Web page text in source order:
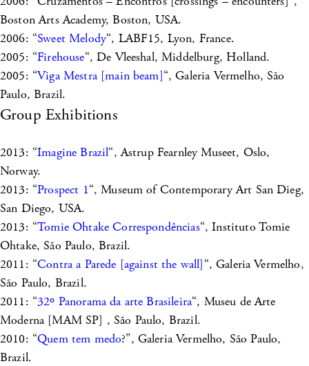
Boston Arts Academy, Boston, USA.
2006: “Sweet Melody“, LABF15, Lyon, France.
2005: “Firehouse“, De Vleeshal, Middelburg, Holland.
2005: “Viga Mestra [main beam]“, Galeria Vermelho, São
Paulo, Brazil.
Group Exhibitions
2013: “Imagine Brazil“, Astrup Fearnley Museet, Oslo,
Norway.
2013: “Prospect 1“, Museum of Contemporary Art San Dieg,
San Diego, USA.
2013: “Tomie Ohtake Correspondências“, Instituto Tomie
Ohtake, São Paulo, Brazil.
2011: “Contra a Parede [against the wall]“, Galeria Vermelho,
São Paulo, Brazil.
2011: “32º Panorama da arte Brasileira“, Museu de Arte
Moderna [MAM SP] , São Paulo, Brazil.
2010: “Quem tem medo?”, Galeria Vermelho, São Paulo,
Brazil.